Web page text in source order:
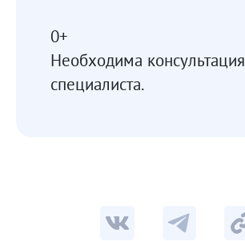
0+
Необходима консультация
специалиста.